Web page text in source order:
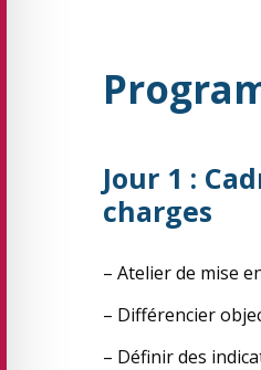
Jour 1 :
charges
– Atelier de mise
– Différencier
– Définir des